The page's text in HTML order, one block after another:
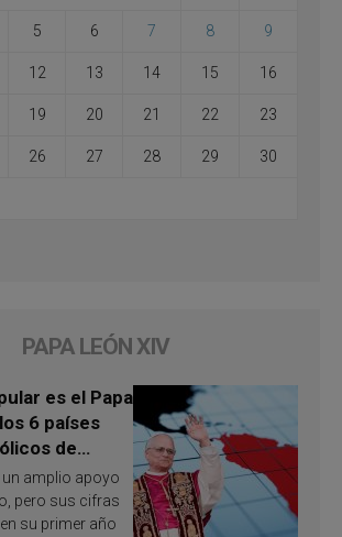
5 6 7 8 9
12 13 14 15 16
19 20 21 22 23
26 27 28 29 30
PAPA LEÓN XIV
es el Papa
6 países
de
en 2026?
de
un amplio apoyo
pero sus cifras
su primer año